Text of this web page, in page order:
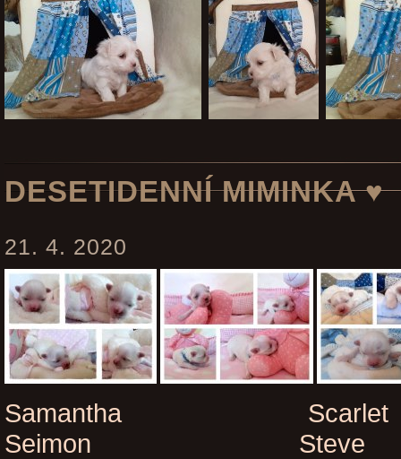
DESETIDENNÍ MIMINKA ♥
21. 4. 2020
Samantha
Seimon Steve